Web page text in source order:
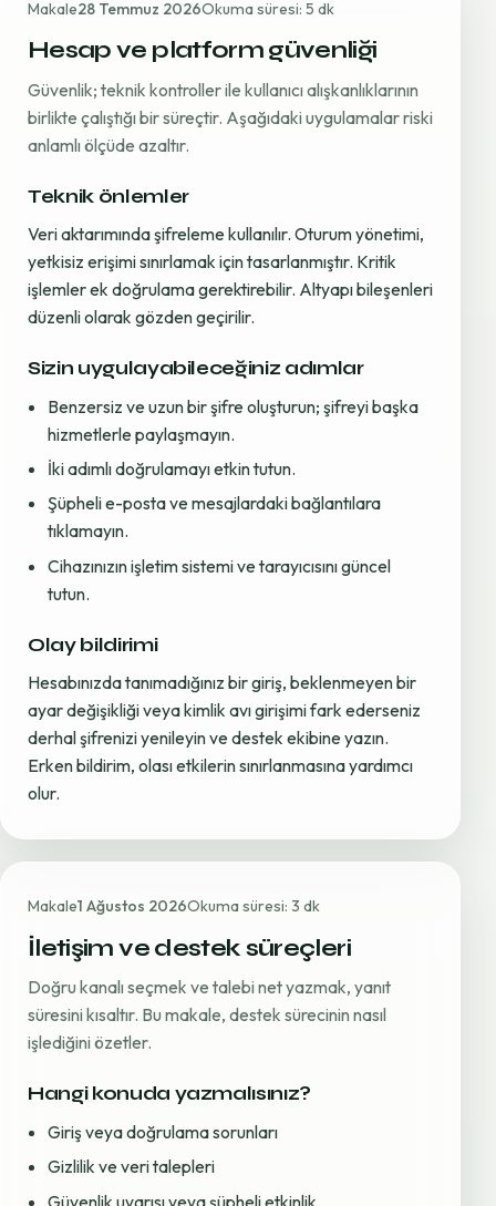
Makale28 Temmuz 2026Okuma süresi: 5 dk
Hesap ve platform güvenliği
Güvenlik; teknik kontroller ile kullanıcı alışkanlıklarının
birlikte çalıştığı bir süreçtir. Aşağıdaki uygulamalar riski
anlamlı ölçüde azaltır.
Teknik önlemler
Veri aktarımında şifreleme kullanılır. Oturum yönetimi,
yetkisiz erişimi sınırlamak için tasarlanmıştır. Kritik
işlemler ek doğrulama gerektirebilir. Altyapı bileşenleri
düzenli olarak gözden geçirilir.
Sizin uygulayabileceğiniz adımlar
Benzersiz ve uzun bir şifre oluşturun; şifreyi başka
hizmetlerle paylaşmayın.
İki adımlı doğrulamayı etkin tutun.
Şüpheli e-posta ve mesajlardaki bağlantılara
tıklamayın.
Cihazınızın işletim sistemi ve tarayıcısını güncel
tutun.
Olay bildirimi
Hesabınızda tanımadığınız bir giriş, beklenmeyen bir
ayar değişikliği veya kimlik avı girişimi fark ederseniz
derhal şifrenizi yenileyin ve destek ekibine yazın.
Erken bildirim, olası etkilerin sınırlanmasına yardımcı
olur.
Makale1 Ağustos 2026Okuma süresi: 3 dk
İletişim ve destek süreçleri
Doğru kanalı seçmek ve talebi net yazmak, yanıt
süresini kısaltır. Bu makale, destek sürecinin nasıl
işlediğini özetler.
Hangi konuda yazmalısınız?
Giriş veya doğrulama sorunları
Gizlilik ve veri talepleri
Güvenlik uyarısı veya şüpheli etkinlik